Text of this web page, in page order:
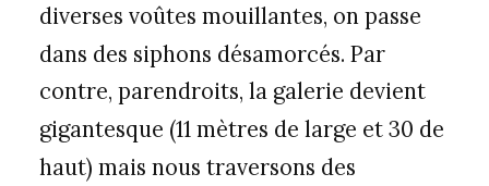
diverses voûtes mouillantes, on passe
dans des siphons désamorcés. Par
contre, parendroits, la galerie devient
gigantesque (11 mètres de large et 30 de
haut) mais nous traversons des